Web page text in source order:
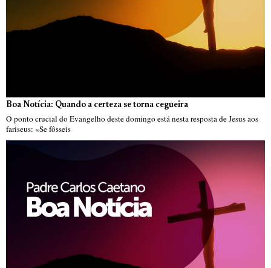
Boa Notícia: Quando a certeza se torna cegueira
O ponto crucial do Evangelho deste domingo está nesta resposta de Jesus aos
fariseus: «Se fôsseis